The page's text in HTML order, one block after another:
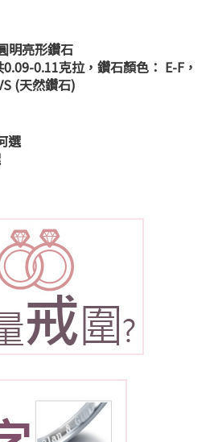
明亮形鑽石
0.11克拉，鑽石顏色： E-F，
(天然鑽石)
選